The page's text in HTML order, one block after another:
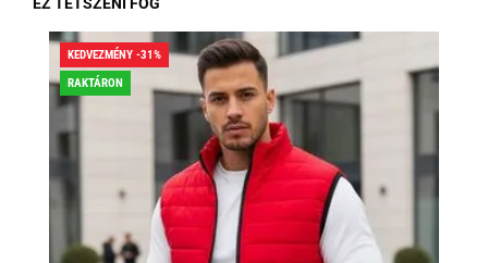
EZ TETSZENI FOG
KEDVEZMÉNY -31%
RAKTÁRON